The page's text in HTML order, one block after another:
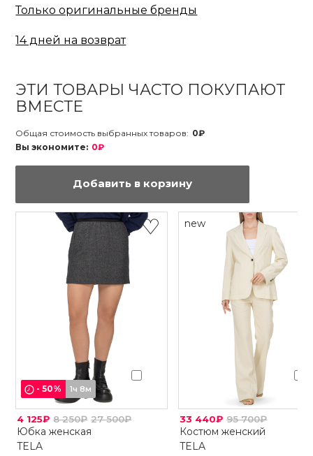
Только оригинальные бренды
14 дней на возврат
ЭТИ ТОВАРЫ ЧАСТО ПОКУПАЮТ
ВМЕСТЕ
Общая стоимость выбранных товаров: 0₽
Вы экономите: 0₽
Добавить в корзину
-50% 1ч 8м
4 125₽ 8 250₽ 27 500₽
Юбка женская
TELA
new
33 440₽ 95 700₽
Костюм женский
TELA